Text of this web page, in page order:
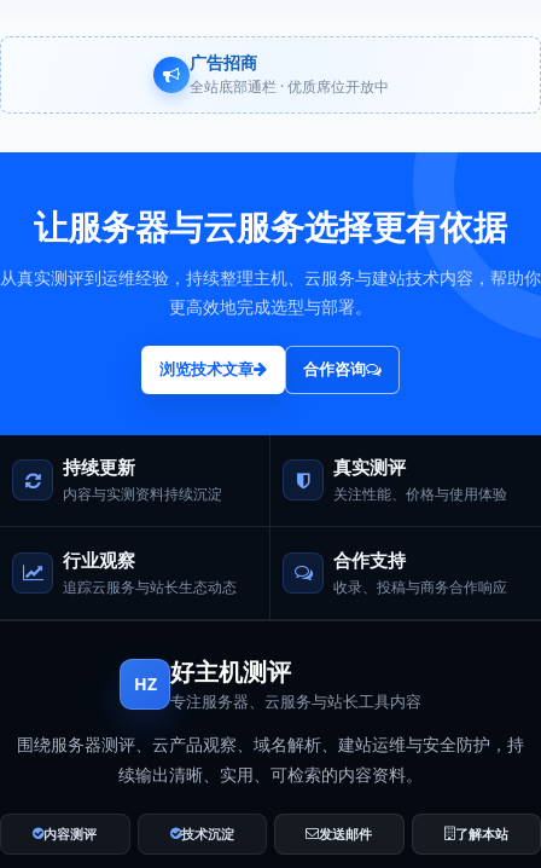
广告招商
全站底部通栏 · 优质席位开放中
让服务器与云服务选择更有依据
从真实测评到运维经验，持续整理主机、云服务与建站技术内容，帮助你
更高效地完成选型与部署。
浏览技术文章 合作咨询
持续更新
内容与实测资料持续沉淀
真实测评
关注性能、价格与使用体验
行业观察
追踪云服务与站长生态动态
合作支持
收录、投稿与商务合作响应
HZ 好主机测评
专注服务器、云服务与站长工具内容
围绕服务器测评、云产品观察、域名解析、建站运维与安全防护，持
续输出清晰、实用、可检索的内容资料。
内容测评 技术沉淀 发送邮件 了解本站